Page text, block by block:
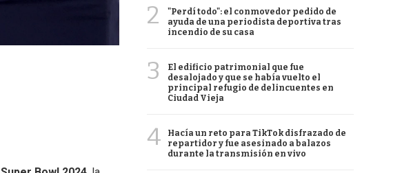
2
"Perdí todo": el conmovedor pedido de
ayuda de una periodista deportiva tras
incendio de su casa
3
El edificio patrimonial que fue
desalojado y que se había vuelto el
principal refugio de delincuentes en
Ciudad Vieja
4
Hacía un reto para TikTok disfrazado de
repartidor y fue asesinado a balazos
durante la transmisión en vivo